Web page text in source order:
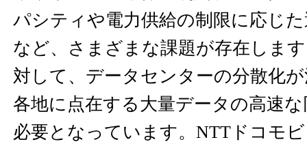
パシティや電力供給の制限に応じ
など、さまざまな課題が存在しま
対して、データセンターの分散化
各地に点在する大量データの高速
必要となっています。NTTドコモ